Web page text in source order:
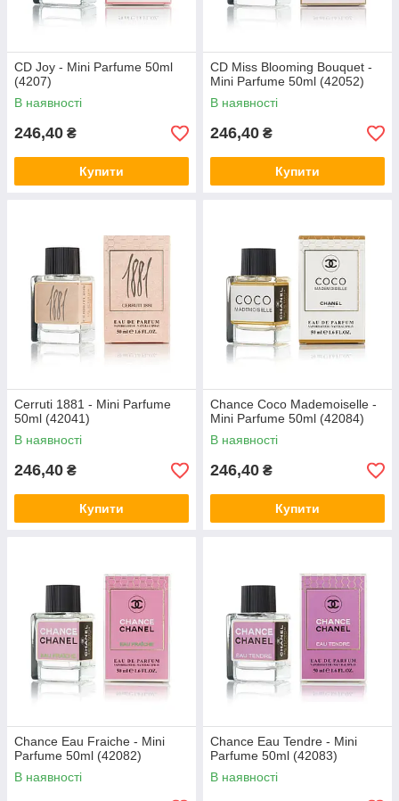
CD Joy - Mini Parfume 50ml
(4207)
В наявності
246,40 ₴
Купити
CD Miss Blooming Bouquet -
Mini Parfume 50ml (42052)
В наявності
246,40 ₴
Купити
Cerruti 1881 - Mini Parfume
50ml (42041)
В наявності
246,40 ₴
Купити
Chance Coco Mademoiselle -
Mini Parfume 50ml (42084)
В наявності
246,40 ₴
Купити
Chance Eau Fraiche - Mini
Parfume 50ml (42082)
В наявності
Chance Eau Tendre - Mini
Parfume 50ml (42083)
В наявності